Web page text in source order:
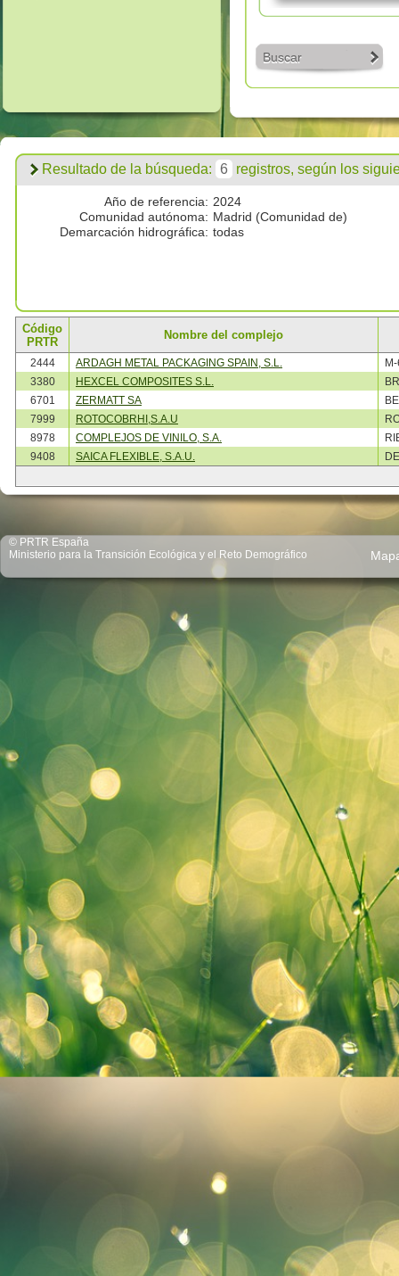
Buscar
Resultado de la búsqueda: 6 registros, según los
Año de referencia: 2024
Comunidad autónoma: Madrid (Comunidad de)
Demarcación hidrográfica: todas
Código
PRTR
Nombre del complejo
2444 ARDAGH METAL PACKAGING SPAIN, S.L.
3380
HEXCEL COMPOSITES S.L.
6701
ZERMATT SA
7999
ROTOCOBRHI,S.A.U
8978
COMPLEJOS DE VINILO, S.A.
9408
SAICA FLEXIBLE, S.A.U.
© PRTR España
Ministerio para la Transición Ecológica y el Reto Demográfico